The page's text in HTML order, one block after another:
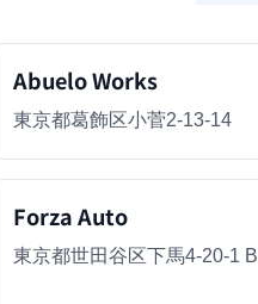
Abuelo Works
東京都葛飾区小菅2-13-14
Forza Auto
東京都世田谷区下馬4-20-1 B